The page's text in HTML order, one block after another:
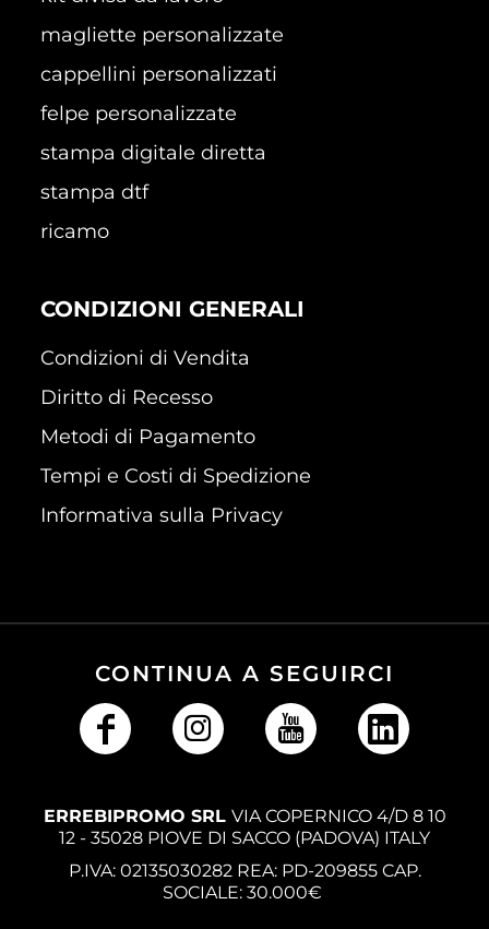
magliette personalizzate
cappellini personalizzati
felpe personalizzate
stampa digitale diretta
stampa dtf
ricamo
CONDIZIONI GENERALI
Condizioni di Vendita
Diritto di Recesso
Metodi di Pagamento
Tempi e Costi di Spedizione
Informativa sulla Privacy
CONTINUA A SEGUIRCI
ERREBIPROMO SRL VIA COPERNICO 4/D 8 10
12 - 35028 PIOVE DI SACCO (PADOVA) ITALY
P.IVA: 02135030282 REA: PD-209855 CAP.
SOCIALE: 30.000€